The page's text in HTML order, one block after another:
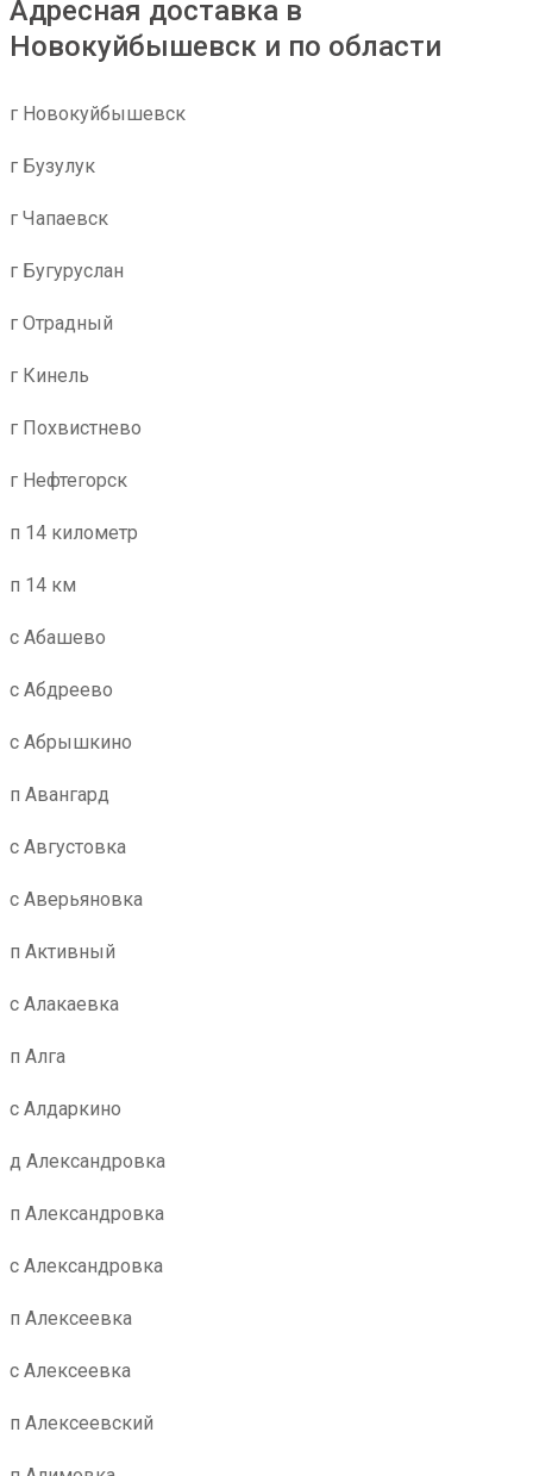
Адресная доставка в
Новокуйбышевск и по области
г Новокуйбышевск
г Бузулук
г Чапаевск
г Бугуруслан
г Отрадный
г Кинель
г Похвистнево
г Нефтегорск
п 14 километр
п 14 км
с Абашево
с Абдреево
с Абрышкино
п Авангард
с Августовка
с Аверьяновка
п Активный
с Алакаевка
п Алга
с Алдаркино
д Александровка
п Александровка
с Александровка
п Алексеевка
с Алексеевка
п Алексеевский